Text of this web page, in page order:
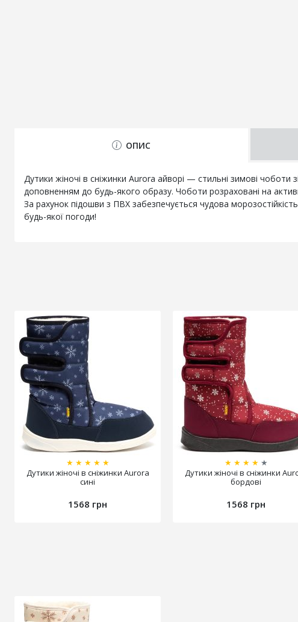
ОПИС
Дутики жіночі в сніжинки Aurora айворі — стильні зимові
доповненням до будь-якого образу. Чоботи розраховані на
За рахунок підошви з ПВХ забезпечується чудова
будь-якої погоди!
★ ★ ★ ★ ★
Дутики жіночі в сніжинки Aurora
сині
1568 грн
★ ★ ★ ★ ★
Дутики жіночі в сніжинки
бордові
1568 грн